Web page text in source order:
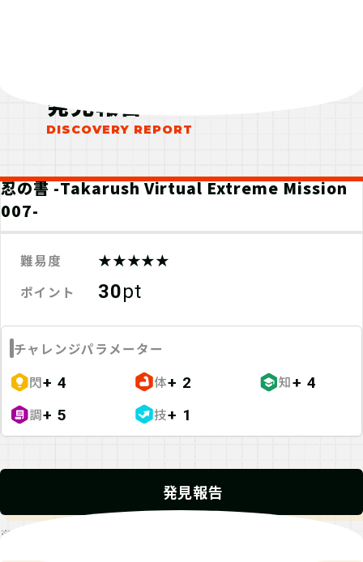
発見報告
忍の書 -Takarush Virtual Extreme Mission
007-
難易度 ★★★★★
ポイント 30pt
チャレンジパラメーター
閃+ 4 体+ 2 知+ 4
調+ 5 技+ 1
発見報告
※発見報告にGPSを使用するクエストが一部存在します。